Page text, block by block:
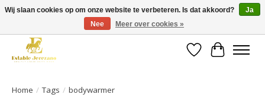
Gratis verzending vanaf €49 op een groot deel van ons assortiment
Verlanglijst
Home / Tags / bodywarmer
Wij slaan cookies op om onze website te verbeteren. Is dat akkoord?
Ja
Nee
Meer over cookies »